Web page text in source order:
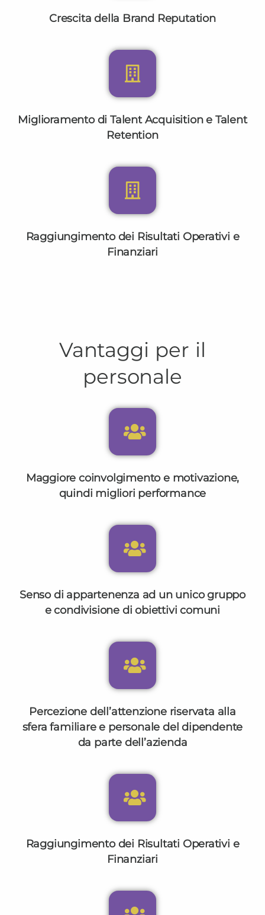
Crescita della Brand Reputation
Miglioramento di Talent Acquisition e Talent
Retention
Raggiungimento dei Risultati Operativi e
Finanziari
Vantaggi per il
personale
Maggiore coinvolgimento e motivazione,
quindi migliori performance
Senso di appartenenza ad un unico gruppo
e condivisione di obiettivi comuni
Percezione dell’attenzione riservata alla
sfera familiare e personale del dipendente
da parte dell’azienda
Raggiungimento dei Risultati Operativi e
Finanziari